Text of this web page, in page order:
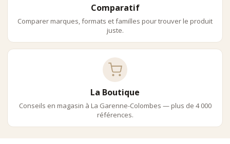
Comparatif
Comparer marques, formats et familles pour trouver le produit
juste.
La Boutique
Conseils en magasin à La Garenne-Colombes — plus de 4 000
références.